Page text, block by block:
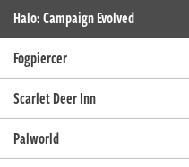
Halo: Campaign Evolved
Fogpiercer
Scarlet Deer Inn
Palworld